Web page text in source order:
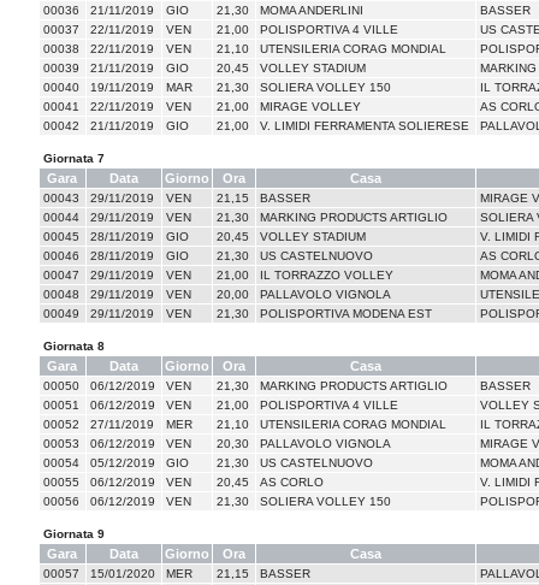
00036 21/11/2019 GIO 21,30 MOMA ANDERLINI
BASSER
00037
22/11/2019 VEN 21,00 POLISPORTIVA 4 VILLE
US
00038
22/11/2019 VEN 21,10 UTENSILERIA CORAG MONDIAL
00039
21/11/2019 GIO 20,45 VOLLEY STADIUM
00040
19/11/2019 MAR 21,30 SOLIERA VOLLEY 150
IL
00041
22/11/2019 VEN 21,00 MIRAGE VOLLEY
AS
00042
21/11/2019 GIO 21,00 V. LIMIDI FERRAMENTA SOLIERESE
Giornata 7
Gara Data Giorno Ora Casa
00043 29/11/2019 VEN 21,15 BASSER
MIRAGE
00044
29/11/2019 VEN 21,30 MARKING PRODUCTS ARTIGLIO
SOLIERA
00045
28/11/2019 GIO 20,45 VOLLEY STADIUM
V. LIMIDI
00046
28/11/2019 GIO 21,30 US CASTELNUOVO
AS
00047
29/11/2019 VEN 21,00 IL TORRAZZO VOLLEY
MOMA
00048
29/11/2019 VEN 20,00 PALLAVOLO VIGNOLA
00049
29/11/2019 VEN 21,30 POLISPORTIVA MODENA EST
Giornata 8
Gara Data Giorno Ora Casa
00050 06/12/2019 VEN 21,30 MARKING PRODUCTS ARTIGLIO
BASSER
00051
06/12/2019 VEN 21,00 POLISPORTIVA 4 VILLE
VOLLEY
00052
27/11/2019 MER 21,10 UTENSILERIA CORAG MONDIAL
IL
00053
06/12/2019 VEN 20,30 PALLAVOLO VIGNOLA
MIRAGE
00054
05/12/2019 GIO 21,30 US CASTELNUOVO
MOMA
00055
06/12/2019 VEN 20,45 AS CORLO
V. LIMIDI
00056
06/12/2019 VEN 21,30 SOLIERA VOLLEY 150
Giornata 9
Gara Data Giorno Ora Casa
00057 15/01/2020 MER 21,15 BASSER